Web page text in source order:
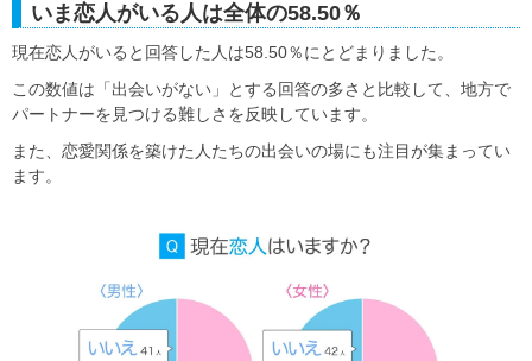
いま恋人がいる人は全体の58.50％
現在恋人がいると回答した人は58.50％にとどまりました。
この数値は「出会いがない」とする回答の多さと比較して、地方で
パートナーを見つける難しさを反映しています。
また、恋愛関係を築けた人たちの出会いの場にも注目が集まってい
ます。